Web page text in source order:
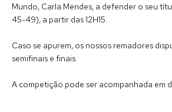
Mundo, Carla Mendes, a defender o seu
45-49), a partir das 12H15.
Caso se apurem, os nossos remadores
semifinais e finais.
A competição pode ser acompanhada em